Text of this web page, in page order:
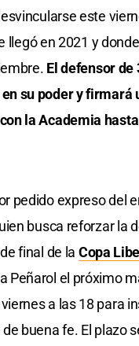
este
llegó en 2021 y
El defensor de
su poder y firmará
la Academia
pedido expreso del
busca reforzar la
final de la Copa
Peñarol el próximo
a las 18 para
buena fe. El plazo